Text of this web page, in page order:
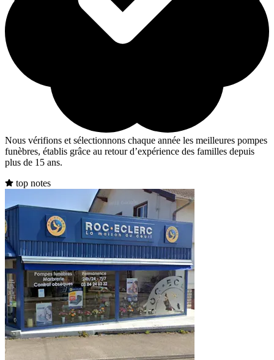
Nous vérifions et sélectionnons chaque année les meilleures pompes
funèbres, établis grâce au retour d’expérience des familles depuis
plus de 15 ans.
top notes